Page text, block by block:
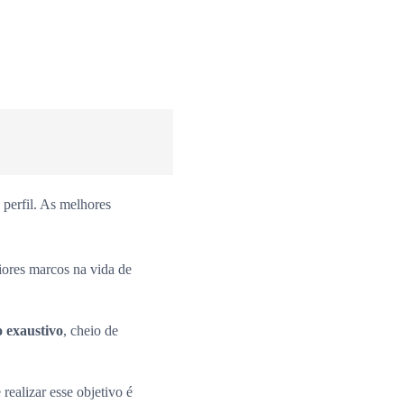
perfil. As melhores
marcos na vida de
exaustivo, cheio de
realizar esse objetivo é